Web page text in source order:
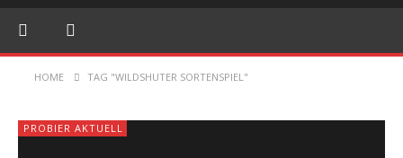
HOME TAG "WILDSHUTER SORTENSPIEL"
PROBIER AKTUELL